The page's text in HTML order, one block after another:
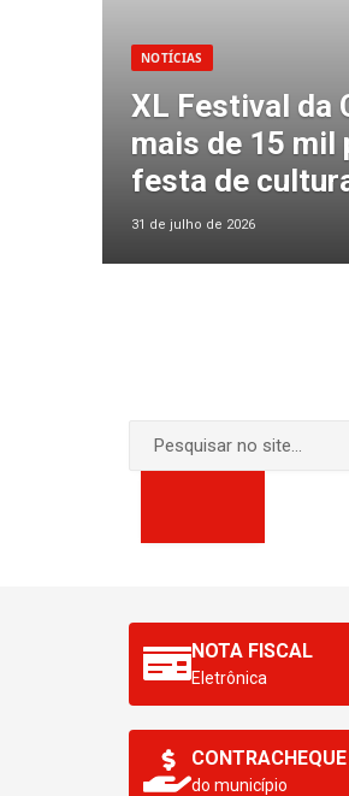
NOTÍCIAS
XL Festival da
mais de 15 mil
festa de
31 de julho de 2026
NOTA FISCAL
Eletrônica
CONTRACHEQUE
do município